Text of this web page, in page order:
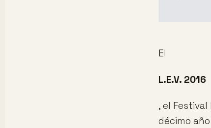
El
L.E.V. 2016
, el
décimo